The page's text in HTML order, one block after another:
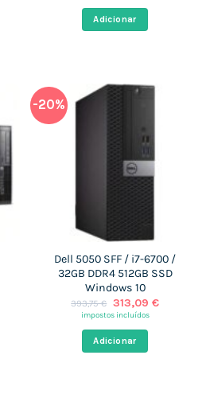
era:
399,00 €.
Adicionar
-20%
Dell 5050 SFF / i7-6700 /
32GB DDR4 512GB SSD
Windows 10
393,75€ O
preço
era:
393,75 €.
313,09 €O
impostos incluídos
Adicionar